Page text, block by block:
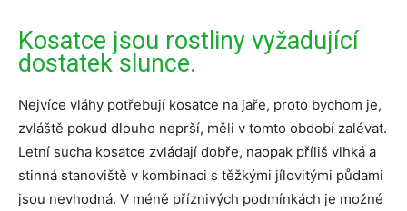
Kosatce jsou rostliny vyžadující
dostatek slunce.
Nejvíce vláhy potřebují kosatce na jaře, proto bychom je,
zvláště pokud dlouho neprší, měli v tomto období zalévat.
Letní sucha kosatce zvládají dobře, naopak příliš vlhká a
stinná stanoviště v kombinaci s těžkými jílovitými půdami
jsou nevhodná. V méně příznivých podmínkách je možné